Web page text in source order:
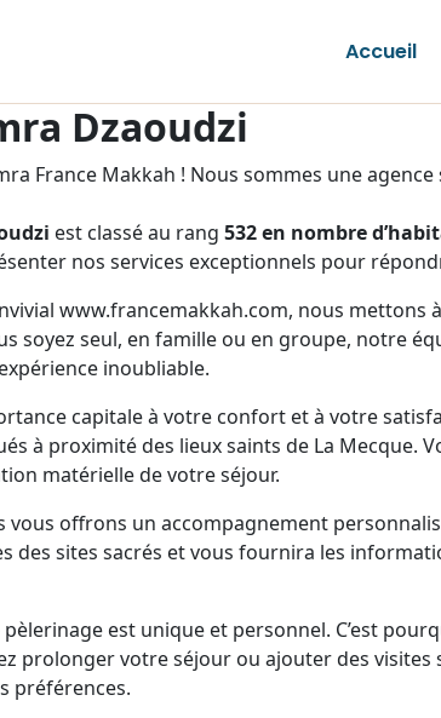
Accueil
Dzaoudzi
France Makkah ! Nous sommes une
est classé au rang 532 en nombre
nos services exceptionnels pour
www.francemakkah.com, nous
soyez seul, en famille ou en groupe, notre
inoubliable.
capitale à votre confort et à votre
à proximité des lieux saints de La
matérielle de votre séjour.
vous offrons un accompagnement
des sites sacrés et vous fournira les
est unique et personnel. C’est
prolonger votre séjour ou ajouter des
préférences.